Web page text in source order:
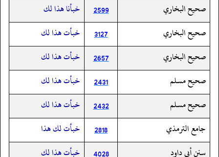
صحيح البخاري
2599
خبأنا هذا لك
صحيح البخاري
3127
خبأت هذا لك
صحيح البخاري
2657
خبأت هذا لك
صحيح مسلم
2431
خبأت هذا لك
صحيح مسلم
2432
خبأت هذا لك
جامع الترمذي
2818
خبأت لك هذا
سنن أبي داود
خبأت هذا لك